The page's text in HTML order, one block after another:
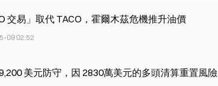
交易」取代 TACO，霍爾木茲危機推升油價
09 02:52
美元防守，因 2830萬美元的多頭清算重置風險